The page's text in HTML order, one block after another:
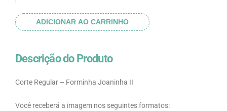
ADICIONAR AO CARRINHO
Descrição do Produto
Corte Regular – Forminha Joaninha II
Você receberá a imagem nos seguintes formatos: